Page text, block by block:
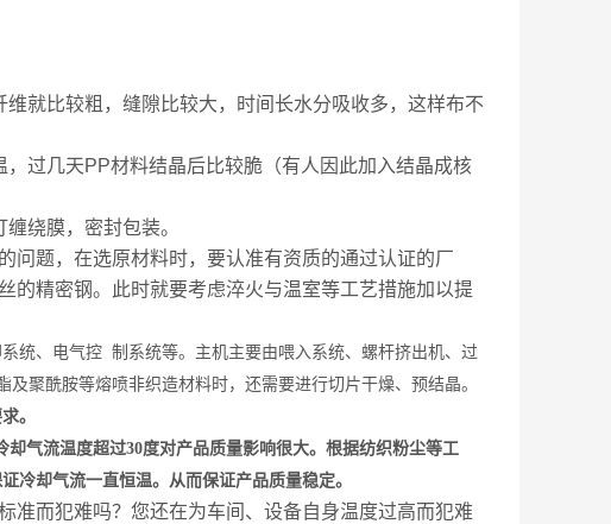
就比较粗，缝隙比较大，时间长水分吸收多，这样布不
过几天PP材料结晶后比较脆（有人因此加入结晶成核
绕膜，密封包装。
问题，在选原材料时，要认准有资质的通过认证的厂
的精密钢。此时就要考虑淬火与温室等工艺措施加以提
统、电气控 制系统等。主机主要由喂入系统、螺杆挤出机、过
聚酰胺等熔喷非织造材料时，还需要进行切片干燥、预结晶。
。
却气流温度超过30度对产品质量影响很大。根据纺织粉尘等工
冷却气流一直恒温。从而保证产品质量稳定。
准而犯难吗？您还在为车间、设备自身温度过高而犯难